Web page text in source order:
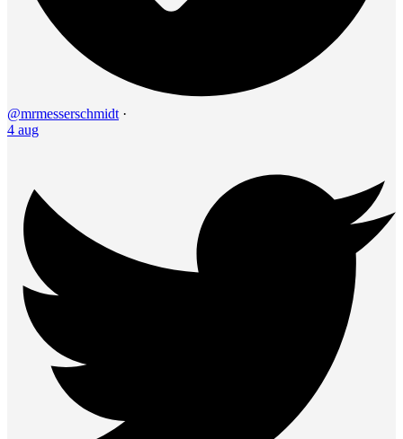
@mrmesserschmidt ·
4 aug